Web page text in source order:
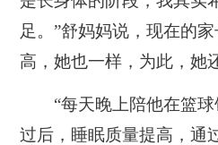
足。”舒妈妈说，现在的
高，她也一样，为此，她
“每天晚上陪他在篮球
过后，睡眠质量提高，通